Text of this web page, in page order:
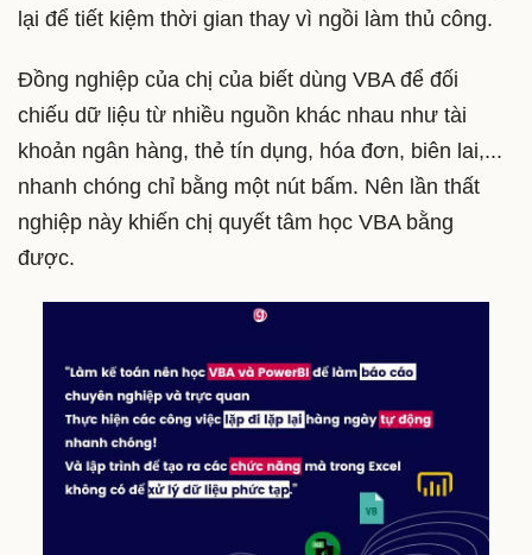
lại để tiết kiệm thời gian thay vì ngồi làm thủ công.
Đồng nghiệp của chị của biết dùng VBA để đối
chiếu dữ liệu từ nhiều nguồn khác nhau như tài
khoản ngân hàng, thẻ tín dụng, hóa đơn, biên lai,...
nhanh chóng chỉ bằng một nút bấm. Nên lần thất
nghiệp này khiến chị quyết tâm học VBA bằng
được.